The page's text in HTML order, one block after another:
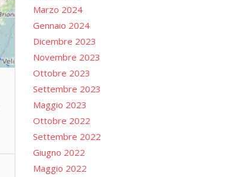
Marzo 2024
Gennaio 2024
Dicembre 2023
Novembre 2023
Ottobre 2023
Settembre 2023
Maggio 2023
Ottobre 2022
Settembre 2022
Giugno 2022
Maggio 2022